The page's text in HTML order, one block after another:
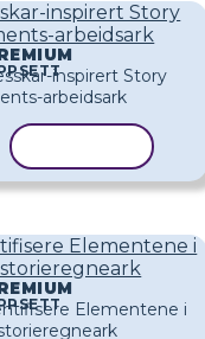
inspirert Story
arbeidsark
Elementene i